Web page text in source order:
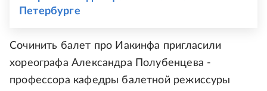
Петербурге
Сочинить балет про Иакинфа пригласили
хореографа Александра Полубенцева -
профессора кафедры балетной режиссуры